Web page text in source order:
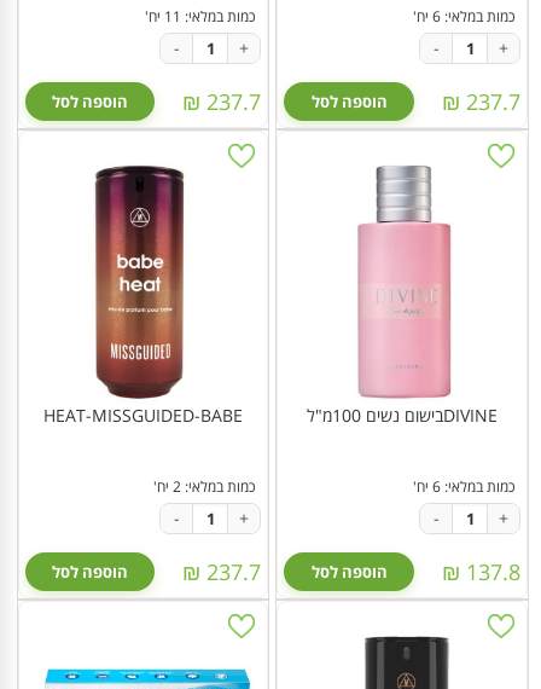
כמות במלאי: 6 יח'
237.7 ₪
- +
הוספה לסל
כמות במלאי: 11 יח'
237.7 ₪
- +
הוספה לסל
DIVINEבישום נשים 100מ"ל
כמות במלאי: 6 יח'
137.8 ₪
- +
הוספה לסל
HEAT-MISSGUIDED-BABE
כמות במלאי: 2 יח'
237.7 ₪
- +
הוספה לסל